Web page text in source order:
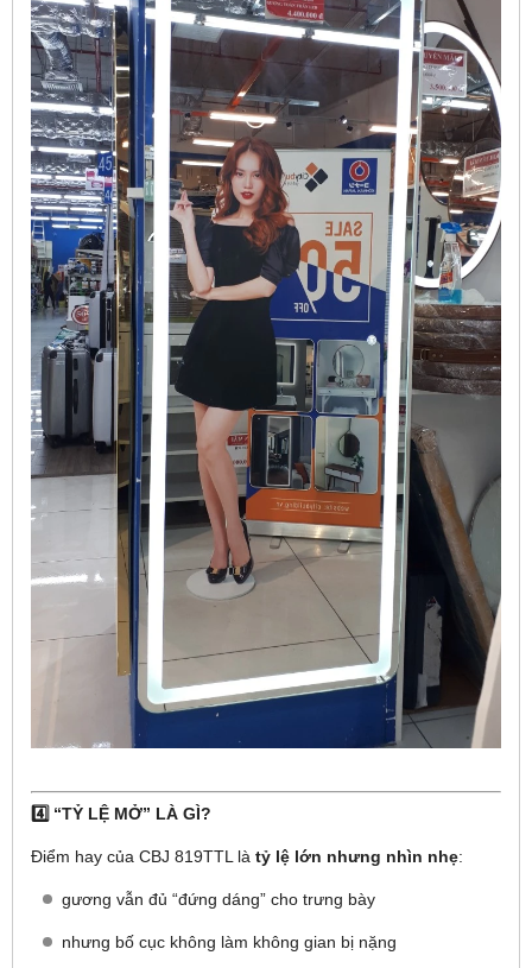
4️⃣ “TỶ LỆ MỞ” LÀ GÌ?
Điểm hay của CBJ 819TTL là tỷ lệ lớn nhưng nhìn nhẹ:
gương vẫn đủ “đứng dáng” cho trưng bày
nhưng bố cục không làm không gian bị nặng